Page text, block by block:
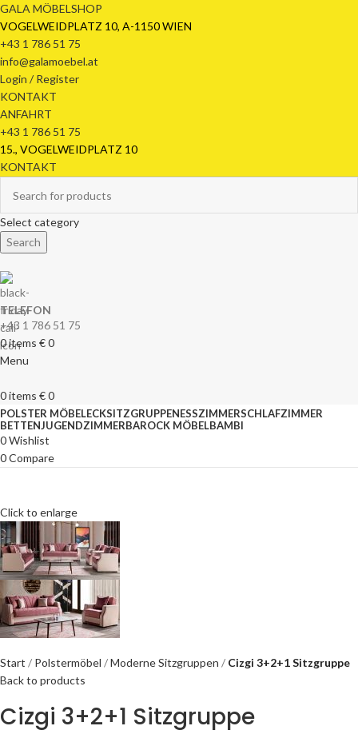
GALA MÖBELSHOP
VOGELWEIDPLATZ 10, A-1150 WIEN
+43 1 786 51 75
info@galamoebel.at
Login / Register
KONTAKT
ANFAHRT
+43 1 786 51 75
15., VOGELWEIDPLATZ 10
KONTAKT
Select category
Search
TELEFON
+43 1 786 51 75
0items €0
Menu
0items €0
POLSTER MÖBELECKSITZGRUPPENESSZIMMERSCHLAFZIMMER
BETTENJUGENDZIMMERBAROCK MÖBELBAMBI
0Wishlist
0Compare
Click to enlarge
Start Polstermöbel Moderne Sitzgruppen
Cizgi 3+2+1 Sitzgruppe
Back to products
Cizgi 3+2+1 Sitzgruppe